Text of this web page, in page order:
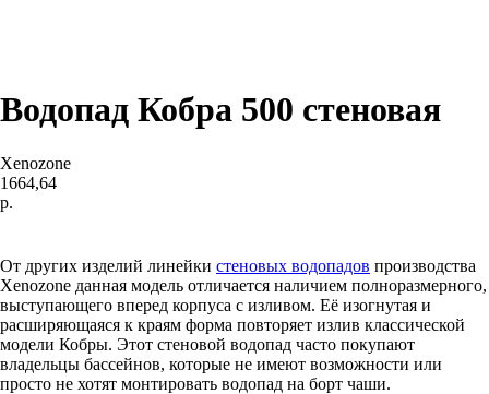
Водопад Кобра 500 стеновая
Xenozone
1664,64
р.
От других изделий линейки стеновых водопадов производства
Xenozone данная модель отличается наличием полноразмерного,
выступающего вперед корпуса с изливом. Её изогнутая и
расширяющаяся к краям форма повторяет излив классической
модели Кобры. Этот стеновой водопад часто покупают
владельцы бассейнов, которые не имеют возможности или
просто не хотят монтировать водопад на борт чаши.